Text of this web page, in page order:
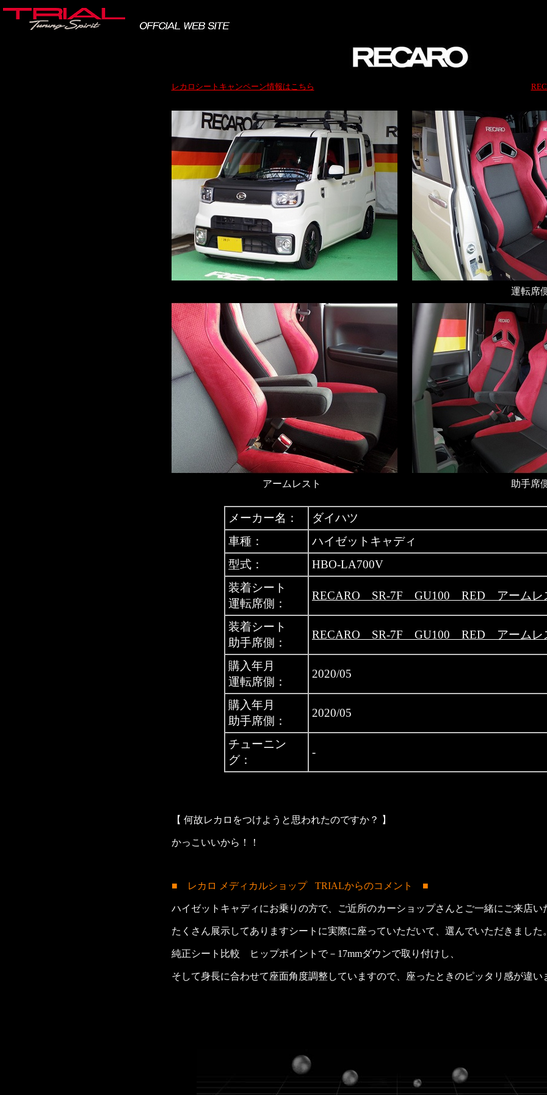
レカロシートキャンペーン情報はこちら
運転席
アームレスト 助手席
メーカー名：
ダイハツ
車種：
ハイゼットキャディ
型式：
HBO-LA700V
装着シート
運転席側：
RECARO SR-7F GU100 RED アームレ
装着シート
助手席側：
RECARO SR-7F GU100 RED アームレ
購入年月
運転席側：
2020/05
購入年月
助手席側：
2020/05
チューニン
グ：
-
【 何故レカロをつけようと思われたのですか？ 】
かっこいいから！！
■ レカロ メディカルショップ TRIALからのコメント ■
ハイゼットキャディにお乗りの方で、ご近所のカーショップさんとご一緒にご来店い
たくさん展示してありますシートに実際に座っていただいて、選んでいただきました
純正シート比較 ヒップポイントで－17mmダウンで取り付けし、
そして身長に合わせて座面角度調整していますので、座ったときのピッタリ感が違い